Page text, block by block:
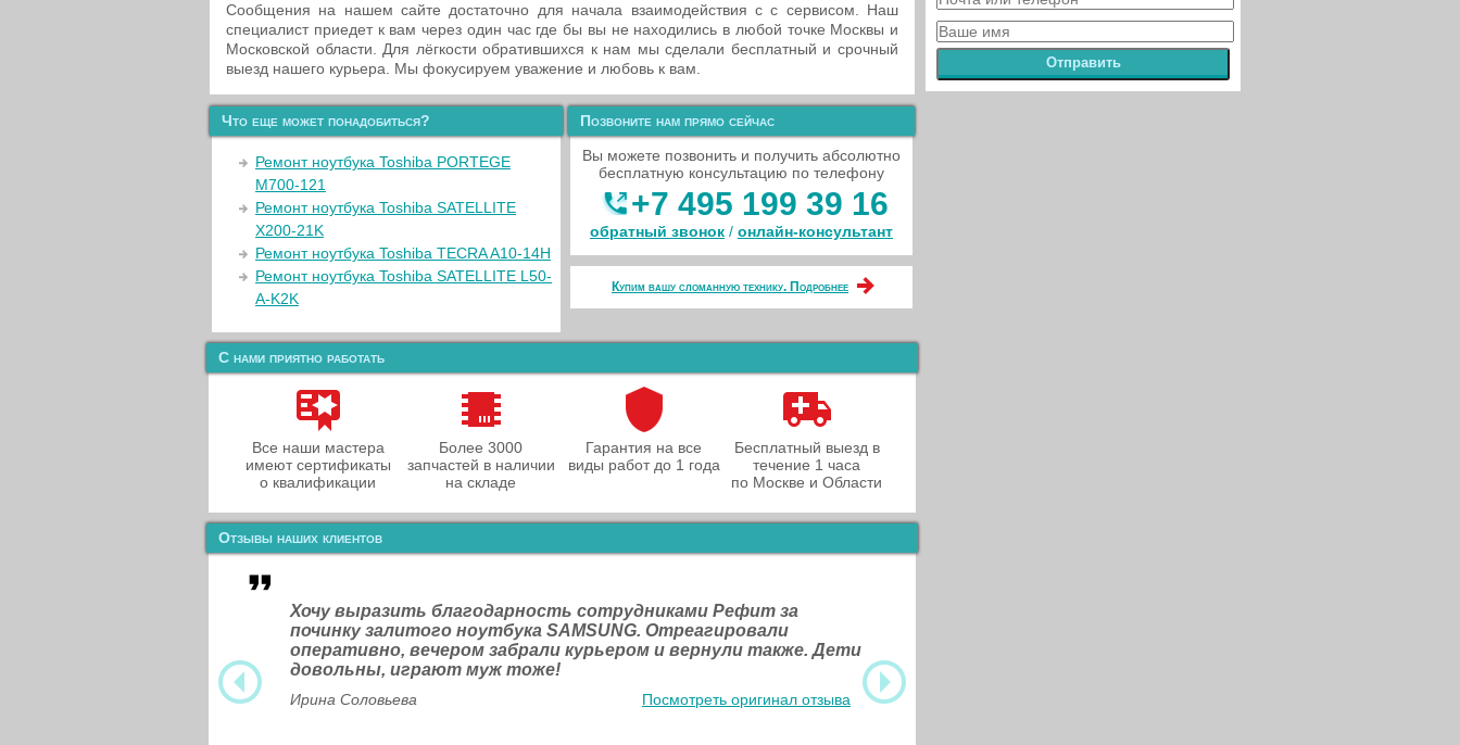
Сообщения на нашем сайте достаточно для начала взаимодействия с с сервисом. Наш
специалист приедет к вам через один час где бы вы не находились в любой точке Москвы и
Московской области. Для лёгкости обратившихся к нам мы сделали бесплатный и срочный
выезд нашего курьера. Мы фокусируем уважение и любовь к вам.
Что еще может понадобиться?
Ремонт ноутбука Toshiba PORTEGE
M700-121
Ремонт ноутбука Toshiba SATELLITE
X200-21K
Ремонт ноутбука Toshiba TECRA A10-14H
Ремонт ноутбука Toshiba SATELLITE L50-
A-K2K
Позвоните нам прямо сейчас
Вы можете позвонить и получить абсолютно
бесплатную консультацию по телефону
+7 495 199 39 16
обратный звонок / онлайн‑консультант
Купим вашу сломанную технику. Подробнее
С нами приятно работать
Все наши мастера
имеют сертификаты
о квалификации
Более 3000
запчастей в наличии
на складе
Гарантия на все
виды работ до 1 года
Бесплатный выезд в
течение 1 часа
по Москве и Области
Отзывы наших клиентов
Хочу выразить благодарность сотрудниками Рефит за
починку залитого ноутбука SAMSUNG. Отреагировали
оперативно, вечером забрали курьером и вернули также. Дети
довольны, играют муж тоже!
Ирина Соловьева Посмотреть оригинал отзыва
Отправить